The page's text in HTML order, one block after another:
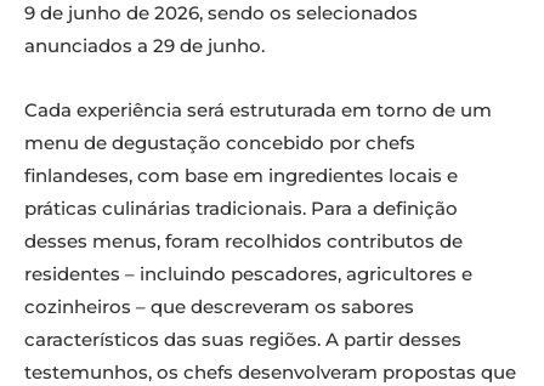
9 de junho de 2026, sendo os selecionados
anunciados a 29 de junho.
Cada experiência será estruturada em torno de um
menu de degustação concebido por chefs
finlandeses, com base em ingredientes locais e
práticas culinárias tradicionais. Para a definição
desses menus, foram recolhidos contributos de
residentes – incluindo pescadores, agricultores e
cozinheiros – que descreveram os sabores
característicos das suas regiões. A partir desses
testemunhos, os chefs desenvolveram propostas que